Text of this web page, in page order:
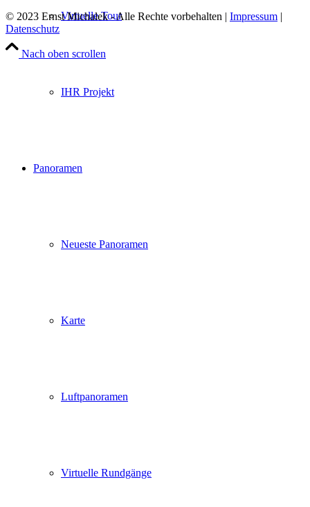
Virtuelle Tour
IHR Projekt
Panoramen
Neueste Panoramen
Karte
Luftpanoramen
Virtuelle Rundgänge
© 2023 Ernst Michalek - Alle Rechte vorbehalten | Impressum |
Datenschutz
Nach oben scrollen